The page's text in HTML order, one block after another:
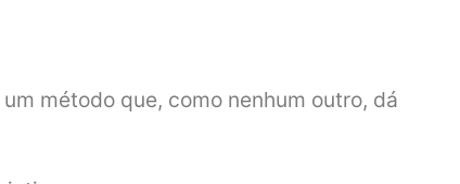
método que, como nenhum outro, dá